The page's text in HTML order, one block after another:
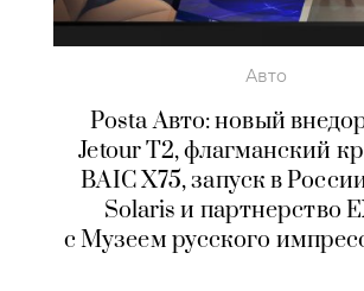
Авто
Posta Авто: новый
Jetour Т2, флагманский
BAIC X75, запуск в
Solaris и партнерство
с Музеем русского